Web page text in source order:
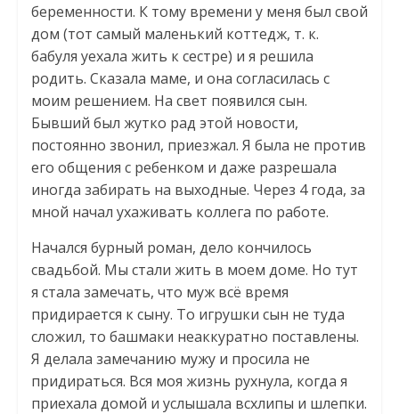
беременности. К тому времени у меня был свой
дом (тот самый маленький коттедж, т. к.
бабуля уехала жить к сестре) и я решила
родить. Сказала маме, и она согласилась с
моим решением. На свет появился сын.
Бывший был жутко рад этой новости,
постоянно звонил, приезжал. Я была не против
его общения с ребенком и даже разрешала
иногда забирать на выходные. Через 4 года, за
мной начал ухаживать коллега по работе.
Начался бурный роман, дело кончилось
свадьбой. Мы стали жить в моем доме. Но тут
я стала замечать, что муж всё время
придирается к сыну. То игрушки сын не туда
сложил, то башмаки неаккуратно поставлены.
Я делала замечанию мужу и просила не
придираться. Вся моя жизнь рухнула, когда я
приехала домой и услышала всхлипы и шлепки.